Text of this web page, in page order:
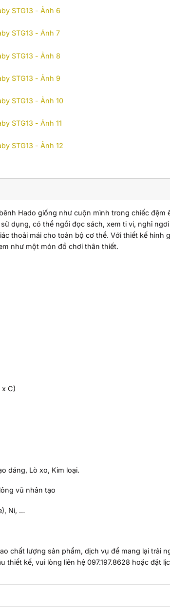
Hado giống như cuộn mình trong chiếc đệm
dụng, có thể ngồi đọc sách, xem ti vi, nghỉ
thoải mái cho toàn bộ cơ thể. Với thiết kế
như một món đồ chơi thân thiết.
C)
dáng, Lò xo, Kim loại.
vũ nhân tạo
Nỉ, …
chất lượng sản phẩm, dịch vụ để mang lại trải
thiết kế, vui lòng liên hệ 097.197.8628 hoặc đặt